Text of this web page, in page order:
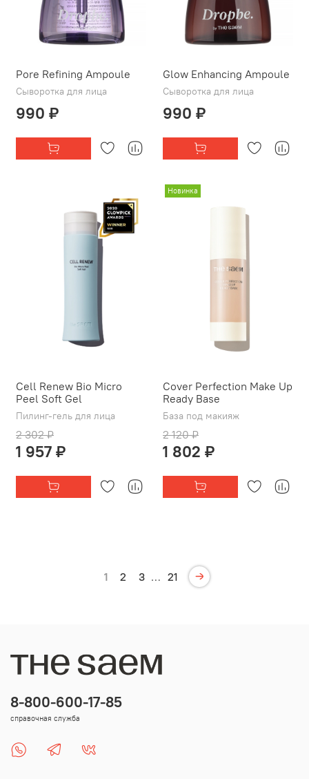
Pore Refining Ampoule
Сыворотка для лица
990 ₽
Glow Enhancing Ampoule
Сыворотка для лица
990 ₽
Cell Renew Bio Micro
Peel Soft Gel
Пилинг-гель для лица
2 302 ₽
1 957 ₽
Новинка
Cover Perfection Make Up
Ready Base
База под макияж
2 120 ₽
1 802 ₽
1 2 3 … 21
8-800-600-17-85
справочная служба